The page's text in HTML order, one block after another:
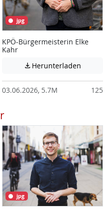
Diese Datei enthält unter
jpg
KPÖ-Bürgermeisterin Elke
Kahr
 Herunterladen
03.06.2026, 5.7M 125
jpg